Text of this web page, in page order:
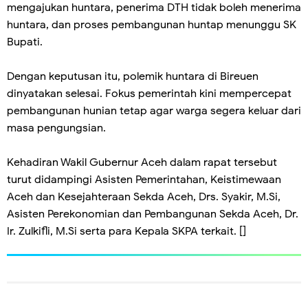
mengajukan huntara, penerima DTH tidak boleh menerima
huntara, dan proses pembangunan huntap menunggu SK
Bupati.
Dengan keputusan itu, polemik huntara di Bireuen
dinyatakan selesai. Fokus pemerintah kini mempercepat
pembangunan hunian tetap agar warga segera keluar dari
masa pengungsian.
Kehadiran Wakil Gubernur Aceh dalam rapat tersebut
turut didampingi Asisten Pemerintahan, Keistimewaan
Aceh dan Kesejahteraan Sekda Aceh, Drs. Syakir, M.Si,
Asisten Perekonomian dan Pembangunan Sekda Aceh, Dr.
Ir. Zulkifli, M.Si serta para Kepala SKPA terkait. []